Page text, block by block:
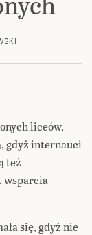
liceów,
gdyż internauci
też
wsparcia
się, gdyż nie